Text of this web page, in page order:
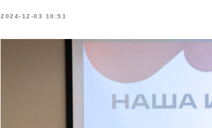
2024-12-03 10:51